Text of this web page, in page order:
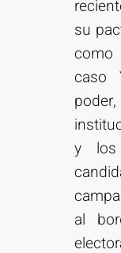
su
caso
y los
al